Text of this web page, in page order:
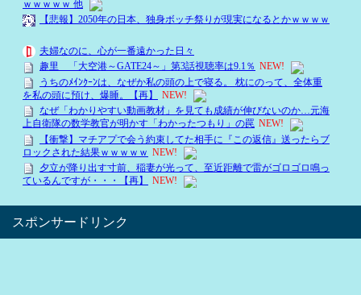
スポンサードリンク